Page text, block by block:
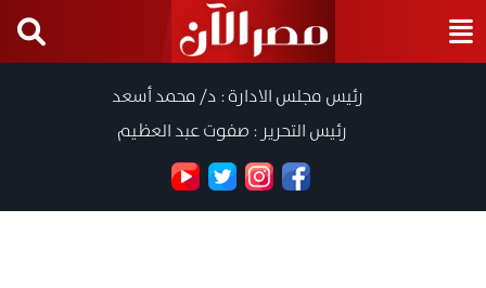
رئيس مجلس الادارة : د/ محمد أسعد
رئيس التحرير : صفوت عبد العظيم